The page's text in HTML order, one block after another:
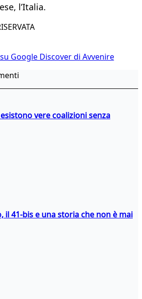
l’Italia.
Google Discover di Avvenire
vere coalizioni senza
il 41-bis e una storia che non è mai